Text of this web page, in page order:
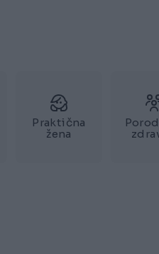
Praktična
žena